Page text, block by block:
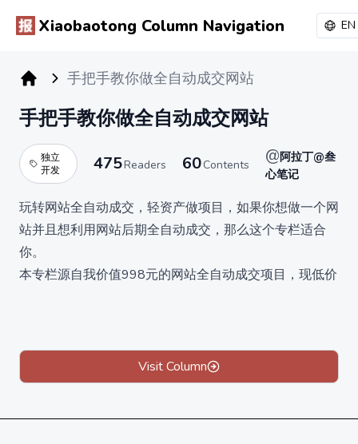
Xiaobaotong Column Navigation EN
手把手教你做全自动成交网站
手把手教你做全自动成交网站
独立
开发
475Readers 60Contents @阿拉丁@叁
心笔记
玩转网站全自动成交，轻资产做项目，如果你想做一个网
站并且想利用网站后期全自动成交，那么这个专栏适合
你。
本专栏源自我价值998元的网站全自动成交项目，现低价
如果你想做备案站，本专栏也会教你如何做网站备案，做
SEO流量，网站项目是我一直在操作的项目。
Visit Column